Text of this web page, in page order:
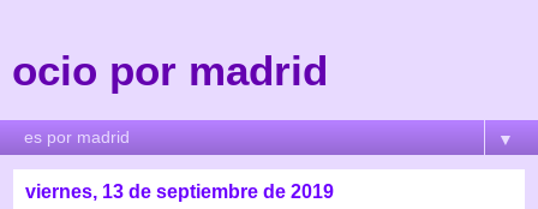
ocio por madrid
▼
viernes, 13 de septiembre de 2019